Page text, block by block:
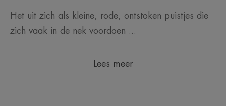
Het uit zich als kleine, rode, ontstoken puistjes die
zich vaak in de nek voordoen ...
Lees meer